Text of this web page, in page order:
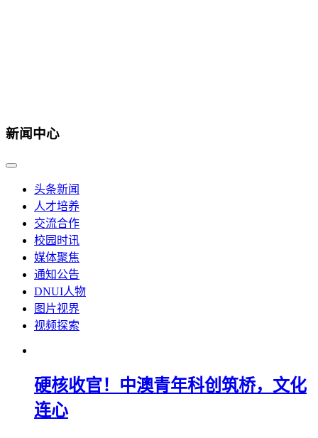
新闻中心
头条新闻
人才培养
交流合作
校园时讯
媒体聚焦
通知公告
DNUI人物
图片视界
视频探索
硬核收官！中澳青年科创筑桥，文化
连心